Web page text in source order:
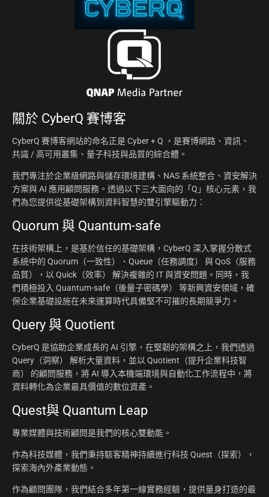
關於 CyberQ 賽博客
CyberQ 賽博客網站的命名正是 Cyber + Q ，是賽博網路、資訊、
共識 / 高可用叢集、量子科技與品質的綜合體。
我們專注於企業級網路與儲存環境建構、NAS 系統整合、資安解決
方案與 AI 應用顧問服務。透過以下三大面向的「Q」核心元素，我
們為您提供從基礎架構到資料智慧的雙引擎驅動力：
Quorum 與 Quantum-safe
在技術架構上，是基於信任的基礎架構，CyberQ 深入掌握分散式
系統中的 Quorum（一致性）、Queue（任務調度） 與 QoS（服務
品質），以 Quick（效率） 解決複雜的 IT 與資安問題。同時，我
們積極投入 Quantum-safe（後量子密碼學） 等新興資安領域，確
保企業基礎設施在未來運算時代具備堅不可摧的長期競爭力。
Query 與 Quotient
CyberQ 是協助企業成長的 AI 引擎，在堅韌的架構之上，我們透過
Query（洞察） 解析大量資料，並以 Quotient（提升企業科技智
商） 的顧問服務，將 AI 導入本機端環境與自動化工作流程中，將
資料轉化為企業最具價值的數位資產。
Quest與 Quantum Leap
專業媒體與技術顧問是我們的核心雙動能。
作為科技媒體，我們秉持駭客精神持續進行科技 Quest（探索），
探索海內外產業動態。
作為顧問團隊，我們結合多年第一線實務經驗，提供量身打造的最